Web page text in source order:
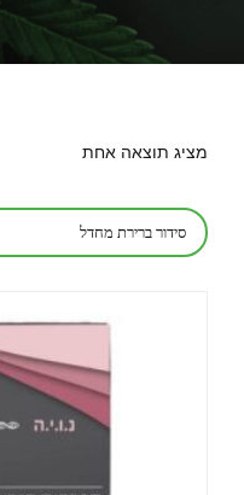
מציג תוצאה אחת